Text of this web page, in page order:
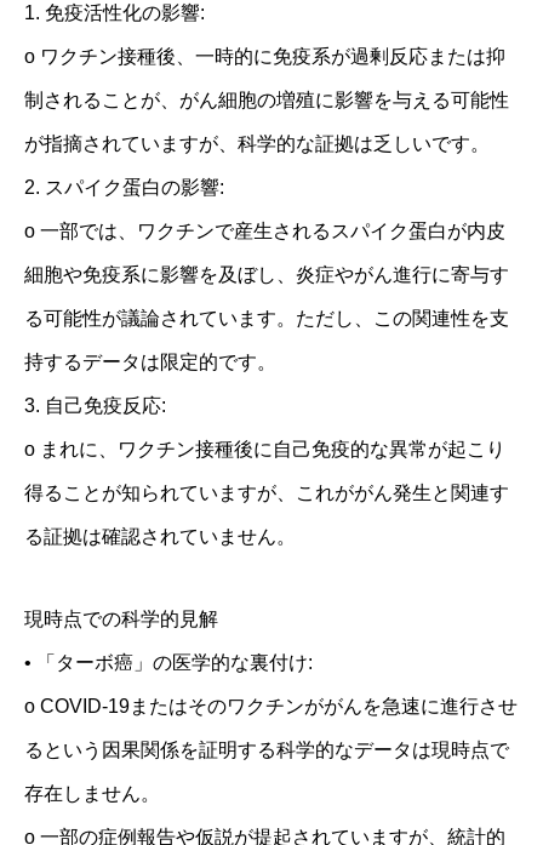
1. 免疫活性化の影響:
o ワクチン接種後、一時的に免疫系が過剰反応または抑
制されることが、がん細胞の増殖に影響を与える可能性
が指摘されていますが、科学的な証拠は乏しいです。
2. スパイク蛋白の影響:
o 一部では、ワクチンで産生されるスパイク蛋白が内皮
細胞や免疫系に影響を及ぼし、炎症やがん進行に寄与す
る可能性が議論されています。ただし、この関連性を支
持するデータは限定的です。
3. 自己免疫反応:
o まれに、ワクチン接種後に自己免疫的な異常が起こり
得ることが知られていますが、これががん発生と関連す
る証拠は確認されていません。
現時点での科学的見解
• 「ターボ癌」の医学的な裏付け:
o COVID-19またはそのワクチンががんを急速に進行させ
るという因果関係を証明する科学的なデータは現時点で
存在しません。
o 一部の症例報告や仮説が提起されていますが、統計的
Support Center